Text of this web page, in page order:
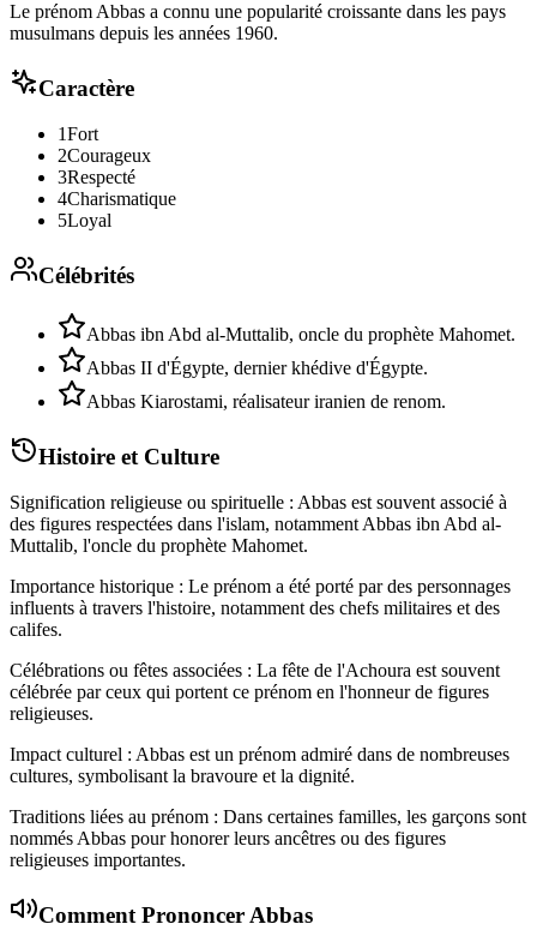
Le prénom Abbas a connu une popularité croissante dans les pays
musulmans depuis les années 1960.
Caractère
1Fort
2Courageux
3Respecté
4Charismatique
5Loyal
Célébrités
Abbas ibn Abd al-Muttalib, oncle du prophète Mahomet.
Abbas II d'Égypte, dernier khédive d'Égypte.
Abbas Kiarostami, réalisateur iranien de renom.
Histoire et Culture
Signification religieuse ou spirituelle : Abbas est souvent associé à
des figures respectées dans l'islam, notamment Abbas ibn Abd al-
Muttalib, l'oncle du prophète Mahomet.
Importance historique : Le prénom a été porté par des personnages
influents à travers l'histoire, notamment des chefs militaires et des
califes.
Célébrations ou fêtes associées : La fête de l'Achoura est souvent
célébrée par ceux qui portent ce prénom en l'honneur de figures
religieuses.
Impact culturel : Abbas est un prénom admiré dans de nombreuses
cultures, symbolisant la bravoure et la dignité.
Traditions liées au prénom : Dans certaines familles, les garçons sont
nommés Abbas pour honorer leurs ancêtres ou des figures
religieuses importantes.
Comment Prononcer Abbas